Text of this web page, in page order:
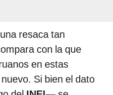
resaca tan
con la que
en estas
Si bien el dato